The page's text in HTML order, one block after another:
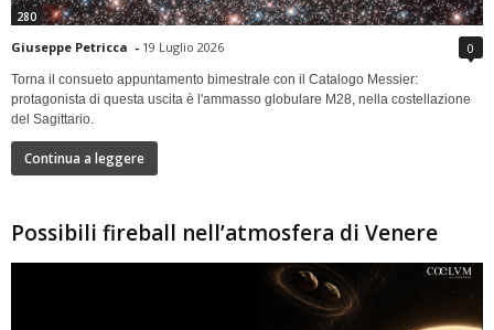
280
Giuseppe Petricca - 19 Luglio 2026 0
Torna il consueto appuntamento bimestrale con il Catalogo Messier:
protagonista di questa uscita è l'ammasso globulare M28, nella costellazione
del Sagittario.
Continua a leggere
Possibili fireball nell’atmosfera di Venere